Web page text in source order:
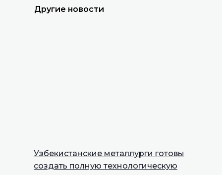
Другие новости
Узбекистанские металлурги готовы
создать полную технологическую